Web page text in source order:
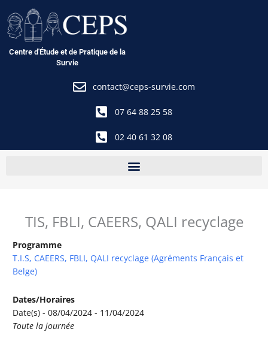
au
contenu
Centre d'Étude et de Pratique de la
Survie
contact@ceps-survie.com
07 64 88 25 58
02 40 61 32 08
TIS, FBLI, CAEERS, QALI recyclage
Programme
T.I.S, CAEERS, FBLI, QALI recyclage (Agréments Français et
Belge)
Dates/Horaires
Date(s) - 08/04/2024 - 11/04/2024
Toute la journée